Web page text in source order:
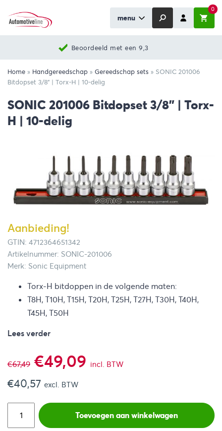
menu
0
Beoordeeld met een 9,3
Home » Handgereedschap » Gereedschap sets » SONIC 201006
Bitdopset 3/8” | Torx-H | 10-delig
SONIC 201006 Bitdopset 3/8” | Torx-
H | 10-delig
Aanbieding!
GTIN: 4712364651342
Artikelnummer: SONIC-201006
Merk: Sonic Equipment
Torx-H bitdoppen in de volgende maten:
T8H, T10H, T15H, T20H, T25H, T27H, T30H, T40H,
T45H, T50H
Lees verder
€67,49 Oorspronkelijke
prijs
was:
€49,09 Huidige
is:
incl. BTW
€40,57 excl. BTW
Toevoegen aan winkelwagen